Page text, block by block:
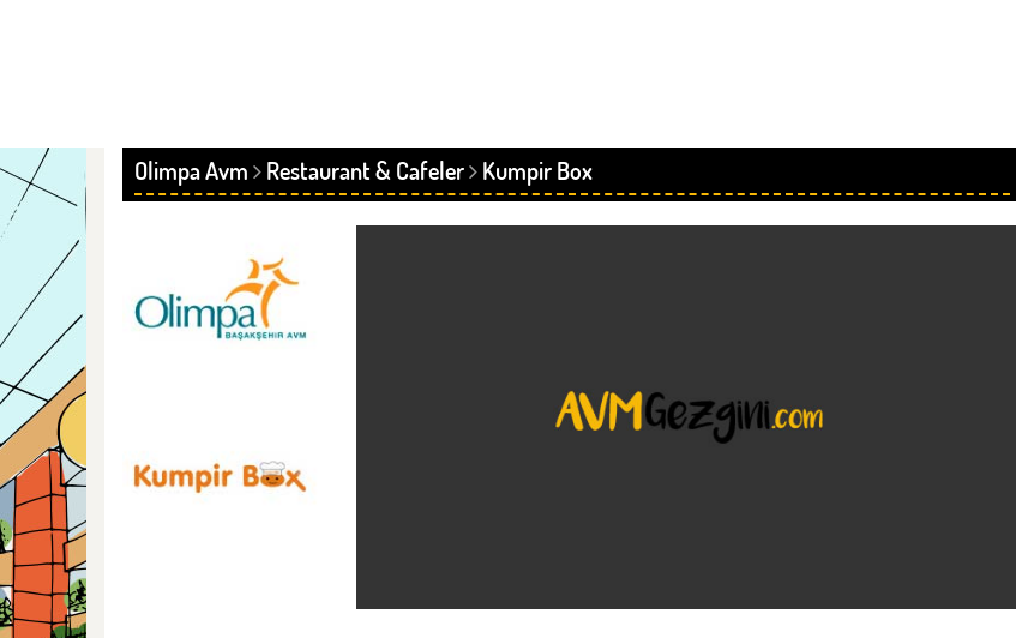
Olimpa Avm Restaurant & Cafeler Kumpir Box